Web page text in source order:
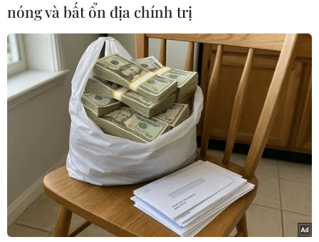
#Du học Mỹ #Tổng thống Nga
#Vladimir Putin
#Quan hệ Nga-Mỹ
#Tổng thống đắc cử Mỹ
nóng và bất ổn địa chính trị